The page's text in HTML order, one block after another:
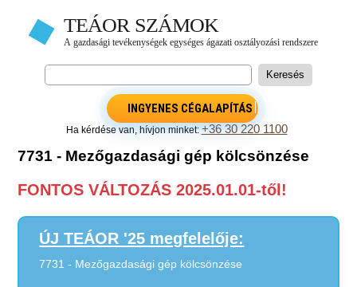
INGYENES CÉGALAPÍTÁS
Ha kérdése van, hívjon minket:+36 30 220 1100
7731 - Mezőgazdasági gép kölcsönzése
FONTOS VÁLTOZÁS 2025.01.01-től!
ÚJ TEÁOR '25 megfelelője:
7731 - Mezőgazdasági gép kölcsönzése